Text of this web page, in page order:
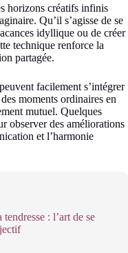
horizons créatifs infinis
Qu’il s’agisse de se
idyllique ou de créer
technique renforce la
partagée.
facilement s’intégrer
moments ordinaires en
mutuel. Quelques
observer des améliorations
et l’harmonie
: l’art de se